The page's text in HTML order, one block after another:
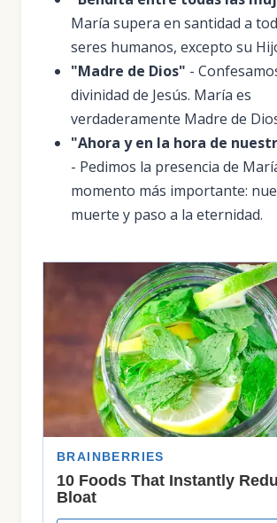
María supera en santidad a
seres humanos, excepto su
"Madre de Dios" -
divinidad de Jesús. María es
verdaderamente Madre de
"Ahora y en la hora de
- Pedimos la presencia de
momento más importante:
muerte y paso a la eternidad.